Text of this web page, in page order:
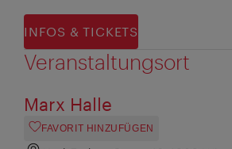
INFOS & TICKETS
Veranstaltungsort
Marx Halle
FAVORIT HINZUFÜGEN